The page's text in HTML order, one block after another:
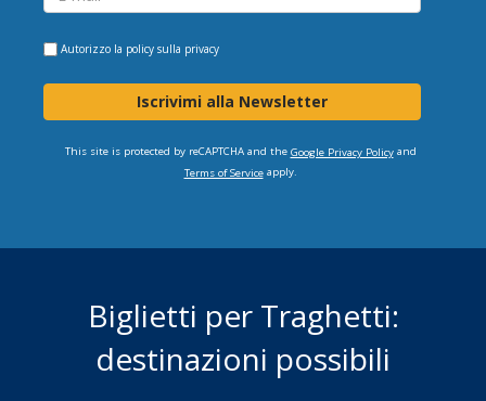
Autorizzo la policy sulla privacy
Iscrivimi alla Newsletter
This site is protected by reCAPTCHA and the Google Privacy Policyand
Terms of Serviceapply.
Biglietti per Traghetti:
destinazioni possibili